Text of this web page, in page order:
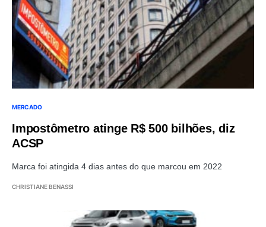
MERCADO
Impostômetro atinge R$ 500 bilhões, diz
ACSP
Marca foi atingida 4 dias antes do que marcou em 2022
CHRISTIANE BENASSI